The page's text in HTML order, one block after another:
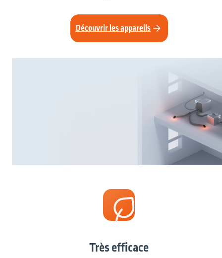
Découvrir les appareils
Très efficace